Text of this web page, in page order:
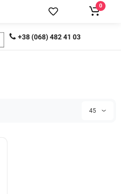
+38 (068) 482 41 03
0
45